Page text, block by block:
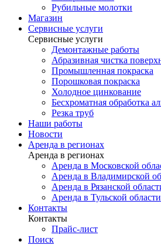
Рубильные молотки
Магазин
Сервисные услуги
Сервисные услуги
Демонтажные работы
Абразивная чистка
Промышленная покраска
Порошковая покраска
Холодное цинкование
Бесхроматная обработка
Резка труб
Наши работы
Новости
Аренда в регионах
Аренда в регионах
Аренда в Московской
Аренда в Владимирской
Аренда в Рязанской
Аренда в Тульской области
Контакты
Контакты
Прайс-лист
Поиск